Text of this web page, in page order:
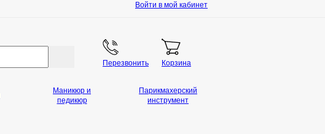
Войти в мой кабинет
Перезвонить Корзина
Маникюр и
педикюр
Парикмахерский
инструмент